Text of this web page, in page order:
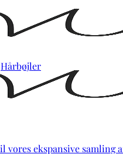
Hårbøjler